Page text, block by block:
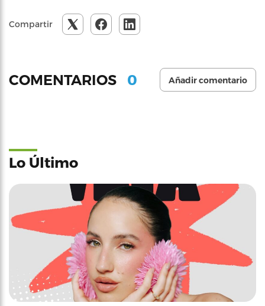
Compartir
COMENTARIOS 0 Añadir comentario
Lo Último